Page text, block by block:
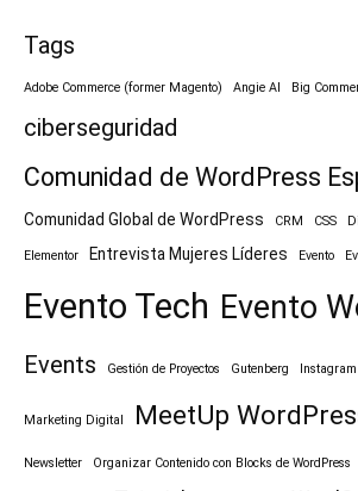
Tags
Adobe Commerce (former Magento) Angie AI Big
ciberseguridad
Comunidad de WordPress
Comunidad Global de WordPress CRM CSS
Elementor Entrevista Mujeres Líderes Evento
Evento Tech Evento
Events Gestión de Proyectos Gutenberg Instagram
Marketing Digital MeetUp
Newsletter Organizar Contenido con Blocks de WordPress